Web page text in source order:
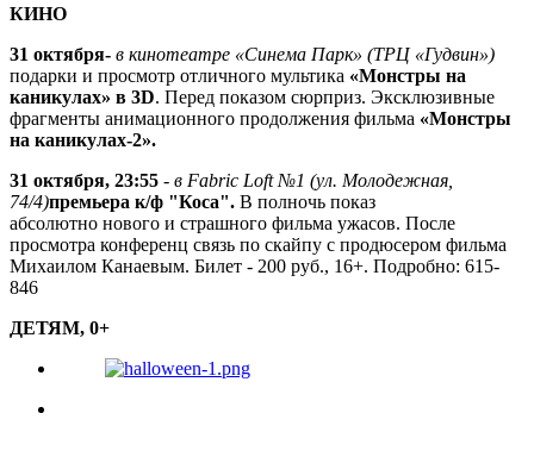
КИНО
31 октября- в кинотеатре «Синема Парк» (ТРЦ «Гудвин»)
подарки и просмотр отличного мультика «Монстры на
каникулах» в 3D. Перед показом сюрприз. Эксклюзивные
фрагменты анимационного продолжения фильма «Монстры
на каникулах-2».
31 октября, 23:55 - в Fabric Loft №1 (ул. Молодежная,
74/4)премьера к/ф "Коса". В полночь показ
абсолютно нового и страшного фильма ужасов. После
просмотра конференц связь по скайпу с продюсером фильма
Михаилом Канаевым. Билет - 200 руб., 16+. Подробно: 615-
846
ДЕТЯМ, 0+